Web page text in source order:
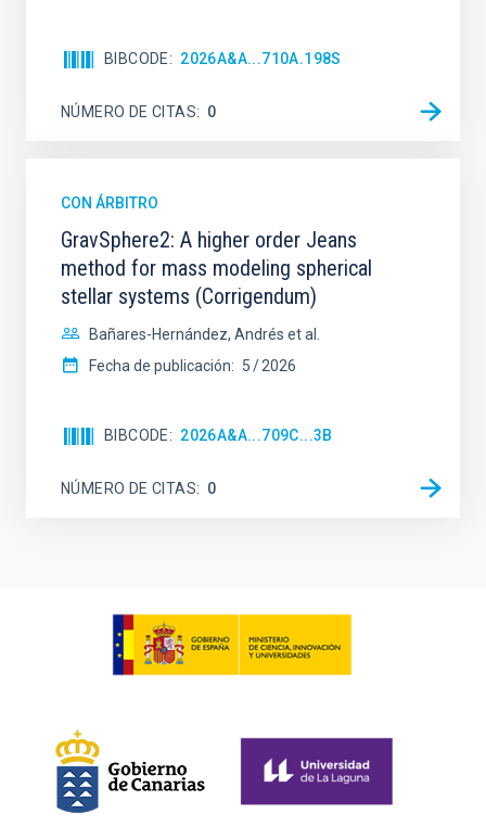
BIBCODE 2026A&A...710A.198S
NÚMERO DE CITAS 0
CON ÁRBITRO
GravSphere2: A higher order Jeans
method for mass modeling spherical
stellar systems (Corrigendum)
Bañares-Hernández, Andrés et al.
Fecha de publicación: 5 2026
BIBCODE 2026A&A...709C...3B
NÚMERO DE CITAS 0